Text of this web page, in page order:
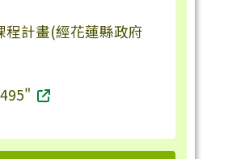
計畫(經花蓮縣政府